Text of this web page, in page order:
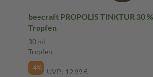
beecraft PROPOLIS TINKTUR 30 % 30 ml
Tropfen
30 ml
Tropfen
-4%
UVP: 12,99 €